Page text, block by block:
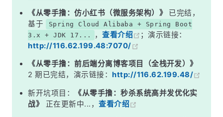
《从零手撸：仿小红书（微服务架构）》
已完结，
基于
Spring Cloud Alibaba + Spring Boot
3.x + JDK 17...
，查看介绍
；演示链接：
http://116.62.199.48:7070/
《从零手撸：前后端分离博客项目（全栈开发）》
2 期已完结，演示链接： http://116.62.199.48/
新开坑项目：
《从零手撸：秒杀系统高并发优化实
战》
正在更新中...，查看介绍